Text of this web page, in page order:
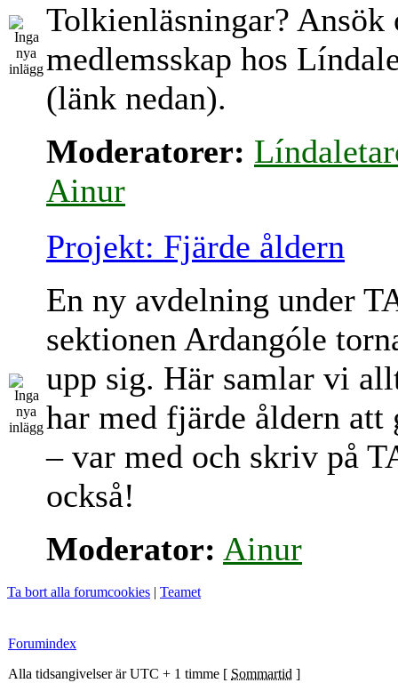
Tolkienläsningar? Ansök
medlemsskap hos
(länk nedan).
Moderatorer:
Ainur
Projekt: Fjärde åldern
En ny avdelning under
sektionen Ardangóle
upp sig. Här samlar vi
har med fjärde åldern att
– var med och skriv på
också!
Moderator: Ainur
Ta bort alla forumcookies | Teamet
Forumindex
Alla tidsangivelser är UTC + 1 timme [ Sommartid ]